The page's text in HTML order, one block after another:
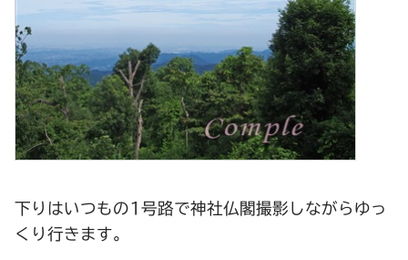
下りはいつもの1号路で神社仏閣撮影しながらゆっ
くり行きます。